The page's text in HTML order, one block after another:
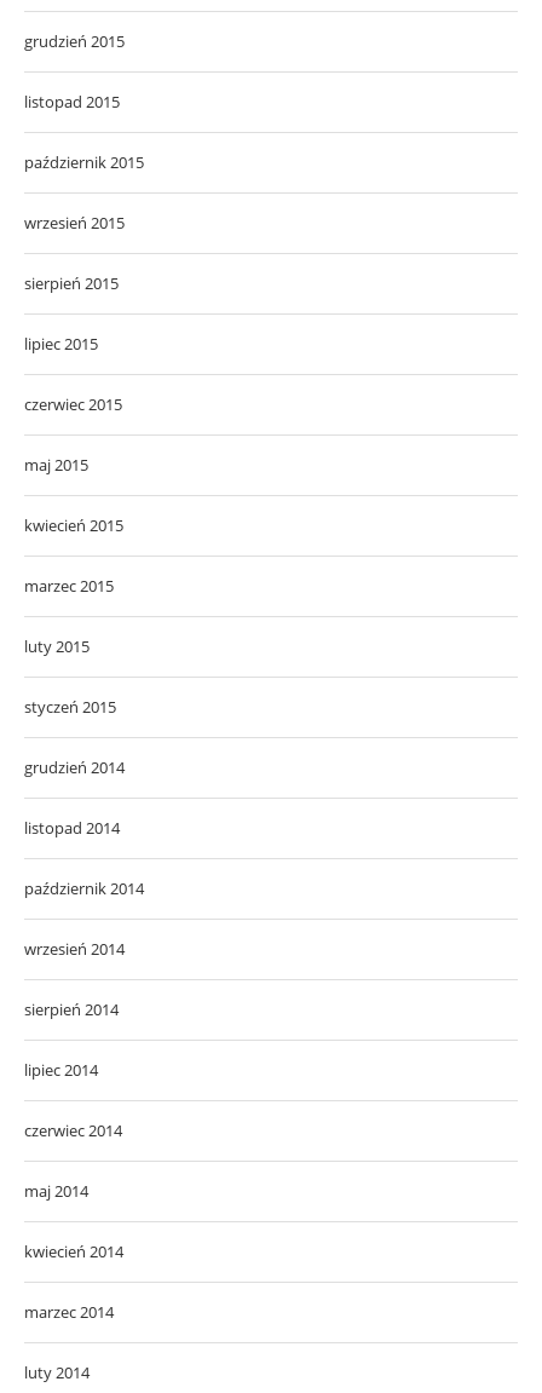
grudzień 2015
listopad 2015
październik 2015
wrzesień 2015
sierpień 2015
lipiec 2015
czerwiec 2015
maj 2015
kwiecień 2015
marzec 2015
luty 2015
styczeń 2015
grudzień 2014
listopad 2014
październik 2014
wrzesień 2014
sierpień 2014
lipiec 2014
czerwiec 2014
maj 2014
kwiecień 2014
marzec 2014
luty 2014